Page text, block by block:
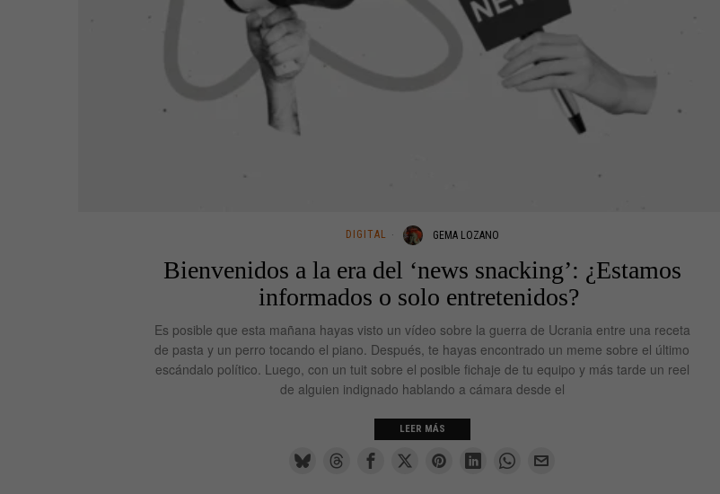
DIGITAL GEMA LOZANO
Bienvenidos a la era del ‘news snacking’: ¿Estamos
informados o solo entretenidos?
Es posible que esta mañana hayas visto un vídeo sobre la guerra de Ucrania entre una receta
de pasta y un perro tocando el piano. Después, te hayas encontrado un meme sobre el último
escándalo político. Luego, con un tuit sobre el posible fichaje de tu equipo y más tarde un reel
de alguien indignado hablando a cámara desde el
LEER MÁS